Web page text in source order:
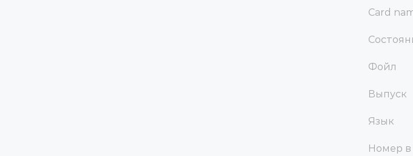
Card
Фойл
Выпуск
Язык
Номер в